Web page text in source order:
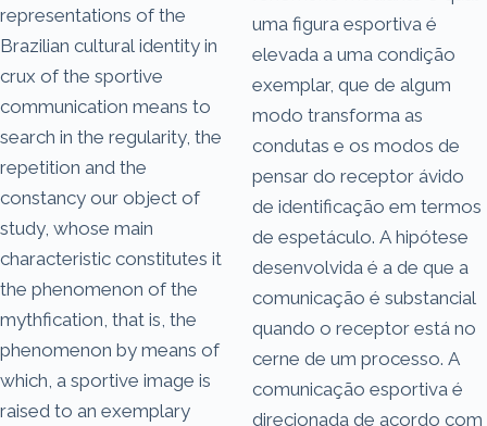
representations of the
Brazilian cultural identity in
crux of the sportive
communication means to
search in the regularity, the
repetition and the
constancy our object of
study, whose main
characteristic constitutes it
the phenomenon of the
mythfication, that is, the
phenomenon by means of
which, a sportive image is
raised to an exemplary
uma figura esportiva é
elevada a uma condição
exemplar, que de algum
modo transforma as
condutas e os modos de
pensar do receptor ávido
de identificação em termos
de espetáculo. A hipótese
desenvolvida é a de que a
comunicação é substancial
quando o receptor está no
cerne de um processo. A
comunicação esportiva é
direcionada de acordo com